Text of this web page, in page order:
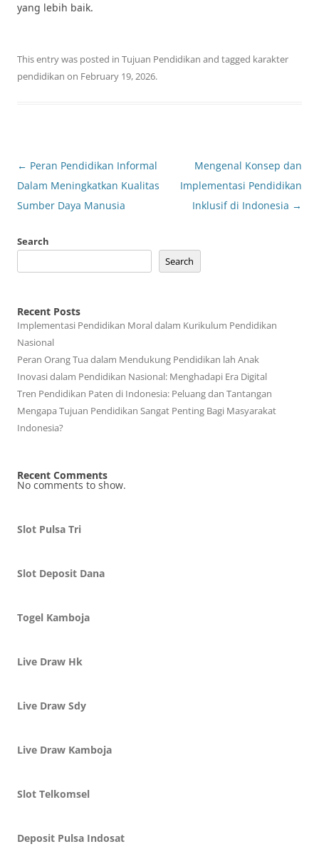
yang lebih baik.
This entry was posted in Tujuan Pendidikan and tagged karakter
pendidikan on February 19, 2026.
Post
navigation
← Peran Pendidikan Informal
Dalam Meningkatkan Kualitas
Sumber Daya Manusia
Mengenal Konsep dan
Implementasi Pendidikan
Inklusif di Indonesia →
Search
Search
Recent Posts
Implementasi Pendidikan Moral dalam Kurikulum Pendidikan
Nasional
Peran Orang Tua dalam Mendukung Pendidikan lah Anak
Inovasi dalam Pendidikan Nasional: Menghadapi Era Digital
Tren Pendidikan Paten di Indonesia: Peluang dan Tantangan
Mengapa Tujuan Pendidikan Sangat Penting Bagi Masyarakat
Indonesia?
Recent Comments
No comments to show.
Slot Pulsa Tri
Slot Deposit Dana
Togel Kamboja
Live Draw Hk
Live Draw Sdy
Live Draw Kamboja
Slot Telkomsel
Deposit Pulsa Indosat